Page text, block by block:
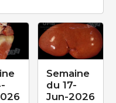
Semaine
du 17-
Jun-2026